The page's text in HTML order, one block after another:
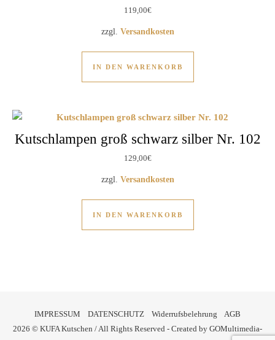
119,00€
zzgl. Versandkosten
IN DEN WARENKORB
Kutschlampen groß schwarz silber Nr. 102
129,00€
zzgl. Versandkosten
IN DEN WARENKORB
IMPRESSUM DATENSCHUTZ Widerrufsbelehrung
AGB
2026 © KUFA Kutschen / All Rights Reserved - Created by GOMultimedia-